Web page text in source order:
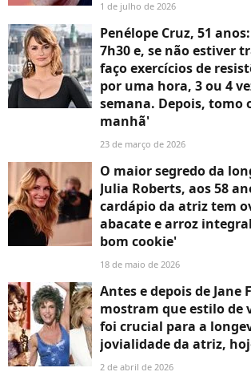
1 de julho de 2026
Penélope Cruz, 51
7h30 e, se não estiver
faço exercícios de
por uma hora, 3 ou 4
semana. Depois, tomo
manhã'
23 de março de 2026
O maior segredo da
Julia Roberts, aos 58
cardápio da atriz tem
abacate e arroz
bom cookie'
18 de maio de 2026
Antes e depois de Jane
mostram que estilo de
foi crucial para a
jovialidade da atriz,
2 de abril de 2026